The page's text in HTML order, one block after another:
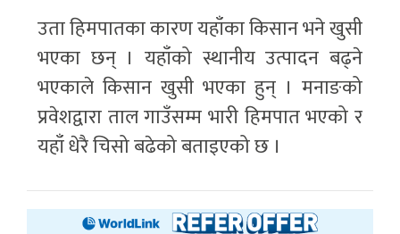
उता हिमपातका कारण यहाँका किसान भने खुसी
भएका छन् । यहाँको स्थानीय उत्पादन बढ्ने
भएकाले किसान खुसी भएका हुन् । मनाङको
प्रवेशद्वारा ताल गाउँसम्म भारी हिमपात भएको र
यहाँ धेरै चिसो बढेको बताइएको छ ।